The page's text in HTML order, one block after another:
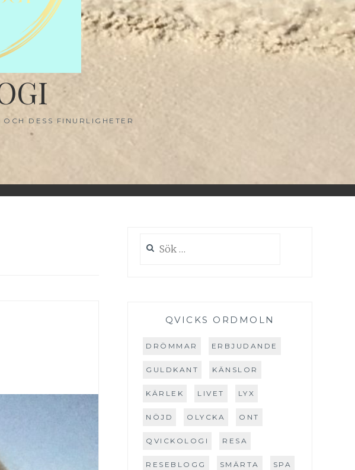
DESS FINURLIGHETER
efter:
QVICKS ORDMOLN
DRÖMMAR ERBJUDANDE
GULDKANT KÄNSLOR
KÄRLEK LIVET LYX
NÖJD OLYCKA ONT
QVICKOLOGI RESA
RESEBLOGG SMÄRTA SPA